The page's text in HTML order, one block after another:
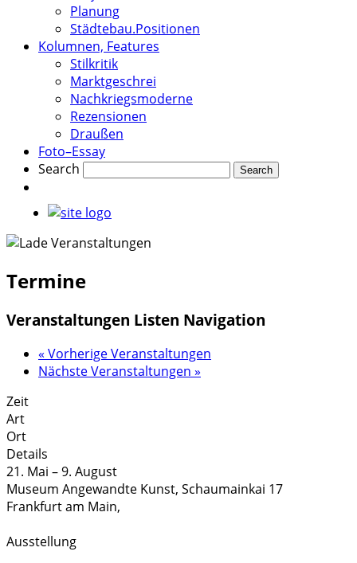
Planung
Städtebau.Positionen
Kolumnen, Features
Stilkritik
Marktgeschrei
Nachkriegsmoderne
Rezensionen
Draußen
Foto–Essay
Search
Termine
Veranstaltungen Listen Navigation
« Vorherige Veranstaltungen
Nächste Veranstaltungen »
Zeit
Art
Ort
Details
21. Mai –9. August
Museum Angewandte Kunst, Schaumainkai 17
Frankfurt am Main,
Ausstellung